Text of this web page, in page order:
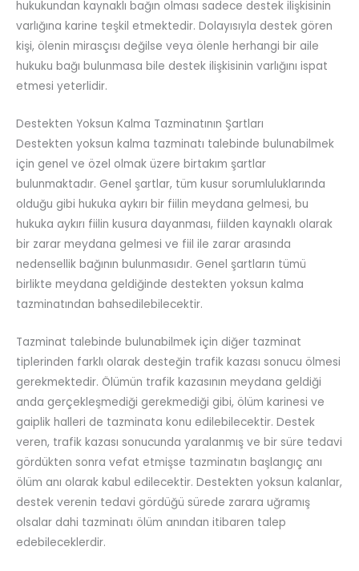
hukukundan kaynaklı bağın olması sadece destek ilişkisinin
varlığına karine teşkil etmektedir. Dolayısıyla destek gören
kişi, ölenin mirasçısı değilse veya ölenle herhangi bir aile
hukuku bağı bulunmasa bile destek ilişkisinin varlığını ispat
etmesi yeterlidir.
Destekten Yoksun Kalma Tazminatının Şartları
Destekten yoksun kalma tazminatı talebinde bulunabilmek
için genel ve özel olmak üzere birtakım şartlar
bulunmaktadır. Genel şartlar, tüm kusur sorumluluklarında
olduğu gibi hukuka aykırı bir fiilin meydana gelmesi, bu
hukuka aykırı fiilin kusura dayanması, fiilden kaynaklı olarak
bir zarar meydana gelmesi ve fiil ile zarar arasında
nedensellik bağının bulunmasıdır. Genel şartların tümü
birlikte meydana geldiğinde destekten yoksun kalma
tazminatından bahsedilebilecektir.
Tazminat talebinde bulunabilmek için diğer tazminat
tiplerinden farklı olarak desteğin trafik kazası sonucu ölmesi
gerekmektedir. Ölümün trafik kazasının meydana geldiği
anda gerçekleşmediği gerekmediği gibi, ölüm karinesi ve
gaiplik halleri de tazminata konu edilebilecektir. Destek
veren, trafik kazası sonucunda yaralanmış ve bir süre tedavi
gördükten sonra vefat etmişse tazminatın başlangıç anı
ölüm anı olarak kabul edilecektir. Destekten yoksun kalanlar,
destek verenin tedavi gördüğü sürede zarara uğramış
olsalar dahi tazminatı ölüm anından itibaren talep
edebileceklerdir.